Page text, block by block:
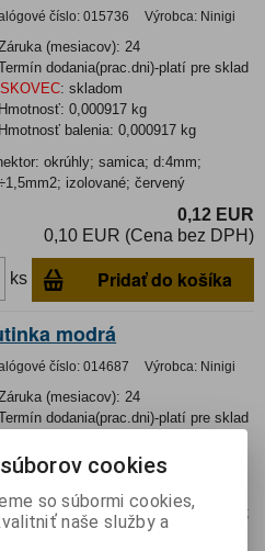
číslo: 015736 Výrobca: Ninigi
(mesiacov): 24
dodania(prac.dni)-platí pre sklad
: skladom
Hmotnosť:0,000917 kg
Hmotnosť balenia:0,000917 kg
okrúhly; samica; d:4mm;
izolované; červený
0,12 EUR
0,10 EUR (Cena bez DPH)
ks Pridať do košíka
modrá
číslo: 014687 Výrobca: Ninigi
(mesiacov): 24
dodania(prac.dni)-platí pre sklad
Hmotnosť:0,00056 kg
plochý; 4,8mm; 0,8mm; samica;
krimpovacie
cookies
so súbormi cookies,
naše služby a